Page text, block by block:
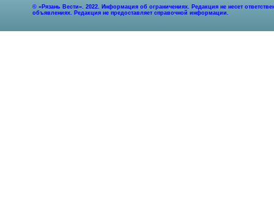
© «Рязань Вести». 2022. Информация об ограничениях. Редакция не несет
объявлениях. Редакция не предоставляет справочной информации.